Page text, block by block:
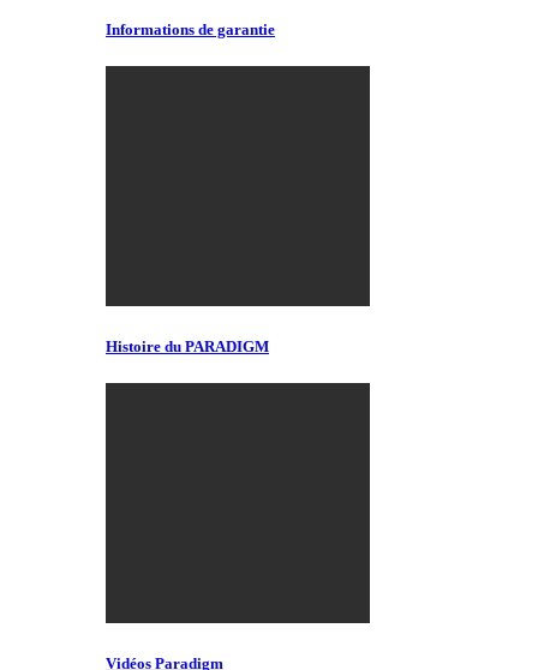
Informations de garantie
Histoire du PARADIGM
Vidéos Paradigm